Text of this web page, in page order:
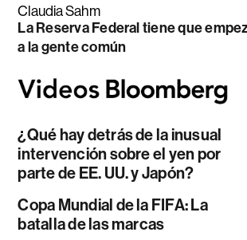
Claudia Sahm
La Reserva Federal tiene que
a la gente común
¿Qué hay detrás de la inusual
intervención sobre el yen por
parte de EE. UU. y Japón?
Copa Mundial de la FIFA: La
batalla de las marcas